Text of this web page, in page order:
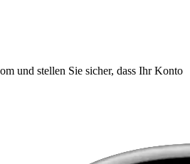
und stellen Sie sicher, dass Ihr Konto